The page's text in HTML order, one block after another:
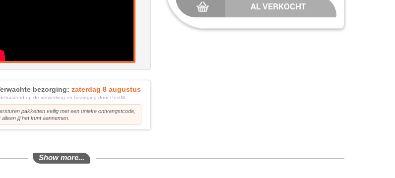
bezorging: zaterdag 8 augustus
op de verwerking en bezorging door PostNL.
pakketten veilig met een unieke ontvangstcode,
alleen jij het kunt aannemen.
AL VERKOCHT
Show more...